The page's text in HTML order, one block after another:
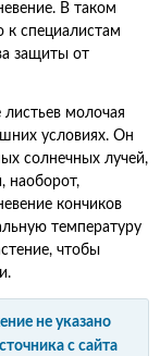
В таком
специалистам
защиты от
молочая
условиях. Он
солнечных лучей,
наоборот,
кончиков
температуру
чтобы
не указано
с сайта